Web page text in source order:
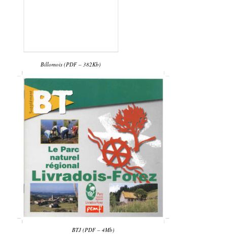
Billomois (PDF – 382Kb)
BTJ (PDF – 4Mb)